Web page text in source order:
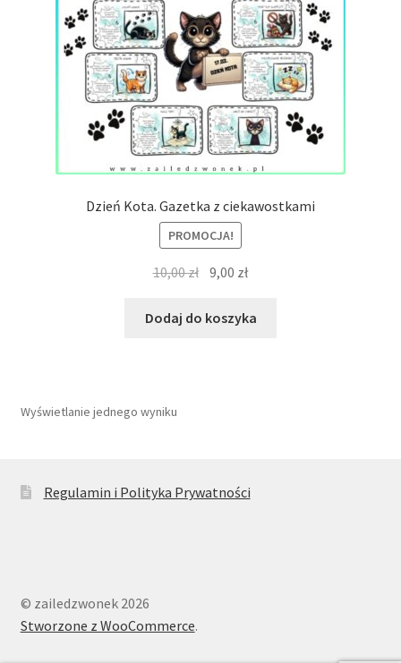
Dzień Kota. Gazetka z ciekawostkami
PROMOCJA!
10,00zł Pierwotna
wynosiła:
9,00 złAktualna
wynosi:
Dodaj do koszyka
Wyświetlanie jednego wyniku
Regulamin i Polityka Prywatności
© zailedzwonek 2026
Stworzone z WooCommerce.